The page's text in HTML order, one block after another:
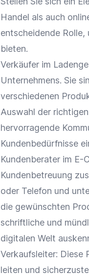
Handel als auch
entscheidende Rolle,
bieten.
Verkäufer im
Unternehmens. Sie
verschiedenen
Auswahl der
hervorragende
Kundenbedürfnisse
Kundenberater im E-
Kundenbetreuung
oder Telefon und
die gewünschten
schriftliche und
digitalen Welt
Verkaufsleiter: Diese
leiten und